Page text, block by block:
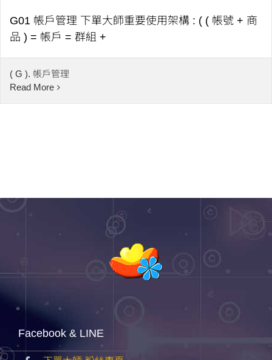
G01 帳戶管理 下單大師重要使用架構 : ( ( 帳號 + 商
品 ) = 帳戶 = 群組 +
( G ). 帳戶管理
Read More
Facebook & LINE